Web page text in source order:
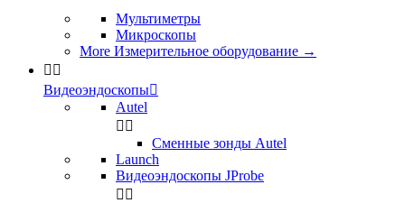
Мультиметры
Микроскопы
More Измерительное оборудование →
 
Видеоэндоскопы
Autel
 
Сменные зонды Autel
Launch
Видеоэндоскопы JProbe
 